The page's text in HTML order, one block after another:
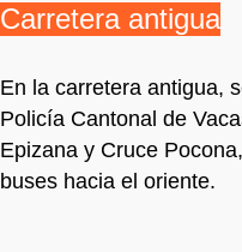
Carretera antigua
En la carretera antigua,
Policía Cantonal de
Epizana y Cruce
buses hacia el oriente.